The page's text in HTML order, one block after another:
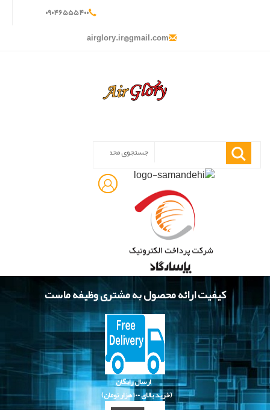
۰۹۰۴۶۵۵۵۴۰۰
airglory.ir@gmail.com
کیفیت ارائه محصول به مشتری وظیفه ماست
ارسال رایگان
(خرید بالای